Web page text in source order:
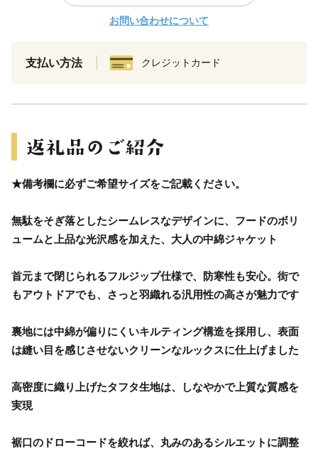
お問い合わせについて
支払い方法 クレジットカード
★備考欄に必ずご希望サイズをご記載ください。
無駄をそぎ落としたシームレスなデザインに、フードのボリ
ュームと上品な光沢感を加えた、大人の中綿ジャケット
首元まで閉じられるフルジップ仕様で、防寒性も安心。街で
もアウトドアでも、さっと羽織れる汎用性の高さが魅力です
裏地には中綿が偏りにくいキルティング構造を採用し、表面
は縫い目を感じさせないクリーンなルックスに仕上げました
高密度に織り上げたタフタ生地は、しなやかで上質な質感を
実現
裾口のドローコードを絞れば、丸みのあるシルエットに調整